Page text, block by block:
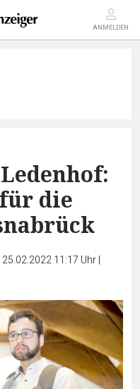
ANMELDEN
die
25.02.2022 11:17 Uhr|